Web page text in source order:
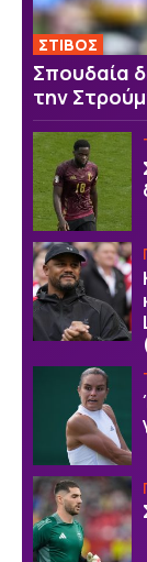
ΣΤΙΒΟΣ
Σπουδαία
την